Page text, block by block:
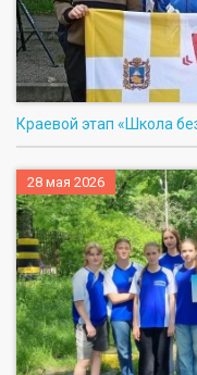
Краевой этап «Школа
28 мая 2026